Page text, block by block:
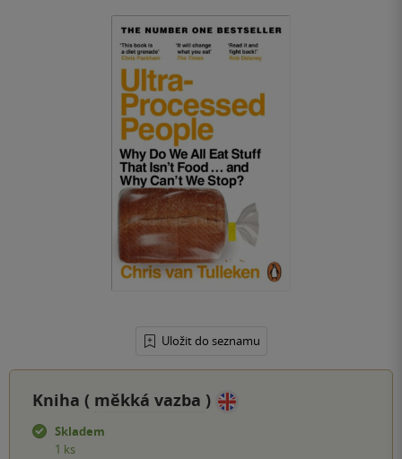
Uložit do seznamu
Kniha ( měkká vazba )
Skladem
1 ks